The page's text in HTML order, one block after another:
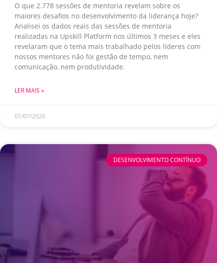
O que 2.778 sessões de mentoria revelam sobre os
maiores desafios no desenvolvimento da liderança hoje?
Analisei os dados reais das sessões de mentoria
realizadas na Upskill Platform nos últimos 3 meses e eles
revelaram que o tema mais trabalhado pelos líderes com
nossos mentores não foi gestão de tempo, nem
comunicação, nem produtividade.
LER MAIS »
01/07/2026
DESENVOLVIMENTO CONTÍNUO